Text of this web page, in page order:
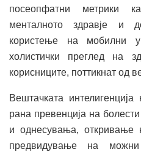
посеопфатни метрики
менталното здравје и
користење на мобилни
холистички преглед на
корисниците, поттикнат од
Вештачката
рана превенција на
и однесувања, откривање
предвидување на можни